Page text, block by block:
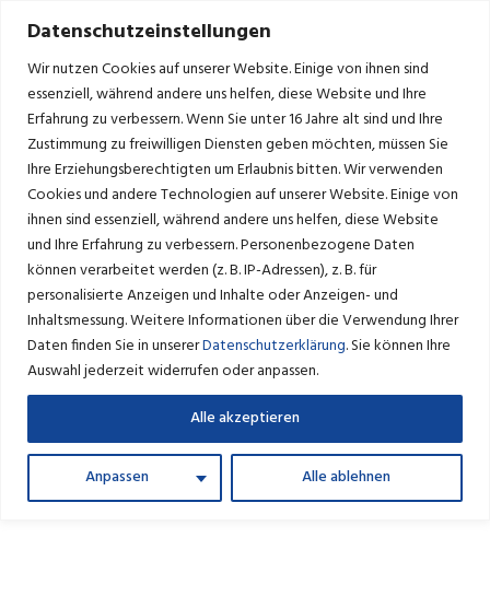
Datenschutzeinstellungen
Wir nutzen Cookies auf unserer Website. Einige von ihnen sind
essenziell, während andere uns helfen, diese Website und Ihre
Erfahrung zu verbessern.Wenn Sie unter 16 Jahre alt sind und Ihre
Zustimmung zu freiwilligen Diensten geben möchten, müssen Sie
Ihre Erziehungsberechtigten um Erlaubnis bitten.Wir verwenden
Cookies und andere Technologien auf unserer Website. Einige von
ihnen sind essenziell, während andere uns helfen, diese Website
und Ihre Erfahrung zu verbessern.Personenbezogene Daten
können verarbeitet werden (z. B. IP-Adressen), z. B. für
personalisierte Anzeigen und Inhalte oder Anzeigen- und
Inhaltsmessung.Weitere Informationen über die Verwendung Ihrer
Daten finden Sie in unsererDatenschutzerklärung.Sie können Ihre
Auswahl jederzeit widerrufen oder anpassen.
Anpassen Alle ablehnen
Alle akzeptieren
GALERIE